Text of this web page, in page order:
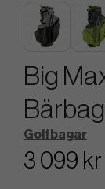
Big
Bärbag
Golfbagar
3 099 kr